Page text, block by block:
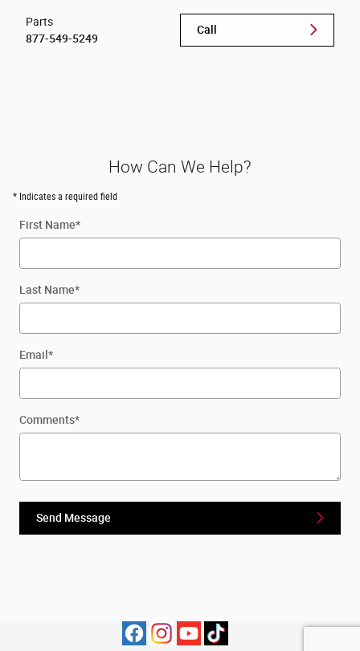
Call
Parts
877-549-5249
How Can We Help?
* Indicates a required field
First Name*
Last Name*
Email*
Comments*
Send Message